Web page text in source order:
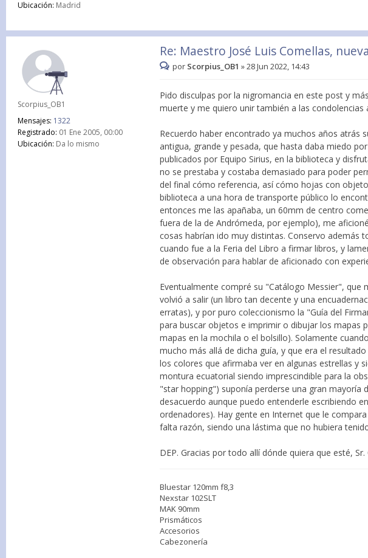
Ubicación: Madrid
Scorpius_OB1
Mensajes: 1322
Registrado: 01 Ene 2005, 00:00
Ubicación: Da lo mismo
Re: Maestro José Luis Comellas,
por Scorpius_OB1 »28 Jun 2022, 14:43
Pido disculpas por la nigromancia en este post y
muerte y me quiero unir también a las condolencias
Recuerdo haber encontrado ya muchos años atrás
antigua, grande y pesada, que hasta daba miedo
publicados por Equipo Sirius, en la biblioteca y
no se prestaba y costaba demasiado para poder
del final cómo referencia, así cómo hojas con
biblioteca a una hora de transporte público lo
entonces me las apañaba, un 60mm de centro
fuera de la de Andrómeda, por ejemplo), me
cosas habrían ido muy distintas. Conservo además
cuando fue a la Feria del Libro a firmar libros, y
de observación para hablar de aficionado con
Eventualmente compré su "Catálogo Messier", que
volvió a salir (un libro tan decente y una
erratas), y por puro coleccionismo la "Guía del
para buscar objetos e imprimir o dibujar los mapas
mapas en la mochila o el bolsillo). Solamente
mucho más allá de dicha guía, y que era el
los colores que afirmaba ver en algunas estrellas y
montura ecuatorial siendo imprescindible para la
"star hopping") suponía perderse una gran
desacuerdo aunque puedo entenderle escribiendo
ordenadores). Hay gente en Internet que le
falta razón, siendo una lástima que no hubiera
DEP. Gracias por todo allí dónde quiera que esté, Sr.
Bluestar 120mm f8,3
Nexstar 102SLT
MAK 90mm
Prismáticos
Accesorios
Cabezonería